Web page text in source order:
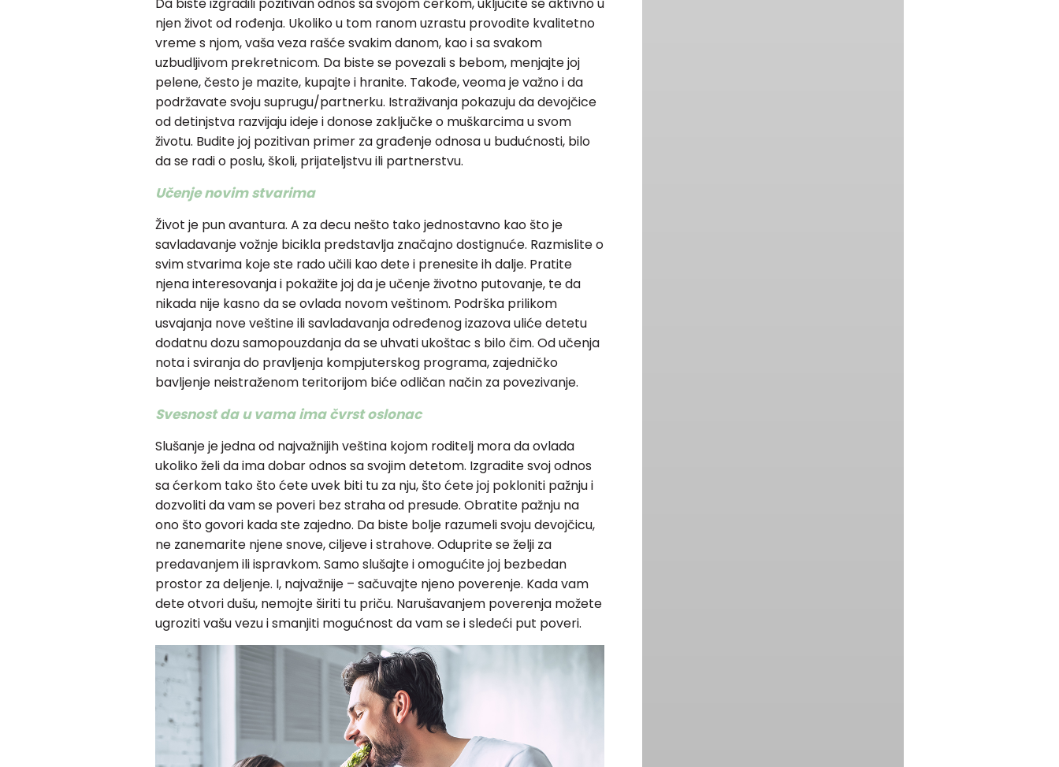
njen život od rođenja. Ukoliko u tom ranom uzrastu provodite kvalitetno
vreme s njom, vaša veza rašće svakim danom, kao i sa svakom
uzbudljivom prekretnicom. Da biste se povezali s bebom, menjajte joj
pelene, često je mazite, kupajte i hranite. Takođe, veoma je važno i da
podržavate svoju suprugu/partnerku. Istraživanja pokazuju da devojčice
od detinjstva razvijaju ideje i donose zaključke o muškarcima u svom
životu. Budite joj pozitivan primer za građenje odnosa u budućnosti, bilo
da se radi o poslu, školi, prijateljstvu ili partnerstvu.
Učenje novim stvarima
Život je pun avantura. A za decu nešto tako jednostavno kao što je
savladavanje vožnje bicikla predstavlja značajno dostignuće. Razmislite o
svim stvarima koje ste rado učili kao dete i prenesite ih dalje. Pratite
njena interesovanja i pokažite joj da je učenje životno putovanje, te da
nikada nije kasno da se ovlada novom veštinom. Podrška prilikom
usvajanja nove veštine ili savladavanja određenog izazova uliće detetu
dodatnu dozu samopouzdanja da se uhvati ukoštac s bilo čim. Od učenja
nota i sviranja do pravljenja kompjuterskog programa, zajedničko
bavljenje neistraženom teritorijom biće odličan način za povezivanje.
Svesnost da u vama ima čvrst oslonac
Slušanje je jedna od najvažnijih veština kojom roditelj mora da ovlada
ukoliko želi da ima dobar odnos sa svojim detetom. Izgradite svoj odnos
sa ćerkom tako što ćete uvek biti tu za nju, što ćete joj pokloniti pažnju i
dozvoliti da vam se poveri bez straha od presude. Obratite pažnju na
ono što govori kada ste zajedno. Da biste bolje razumeli svoju devojčicu,
ne zanemarite njene snove, ciljeve i strahove. Oduprite se želji za
predavanjem ili ispravkom. Samo slušajte i omogućite joj bezbedan
prostor za deljenje. I, najvažnije – sačuvajte njeno poverenje. Kada vam
dete otvori dušu, nemojte širiti tu priču. Narušavanjem poverenja možete
ugroziti vašu vezu i smanjiti mogućnost da vam se i sledeći put poveri.